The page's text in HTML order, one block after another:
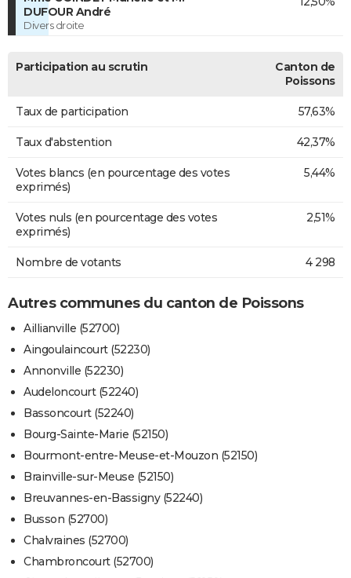
DUFOUR André
Divers droite
Participation au scrutin
Canton de
Poissons
Taux de participation 57,63%
Taux d'abstention 42,37%
Votes blancs (en pourcentage des votes
exprimés)
5,44%
Votes nuls (en pourcentage des votes
exprimés)
2,51%
Nombre de votants 4 298
Autres communes du canton de Poissons
Aillianville (52700)
Aingoulaincourt (52230)
Annonville (52230)
Audeloncourt (52240)
Bassoncourt (52240)
Bourg-Sainte-Marie (52150)
Bourmont-entre-Meuse-et-Mouzon (52150)
Brainville-sur-Meuse (52150)
Breuvannes-en-Bassigny (52240)
Busson (52700)
Chalvraines (52700)
Chambroncourt (52700)